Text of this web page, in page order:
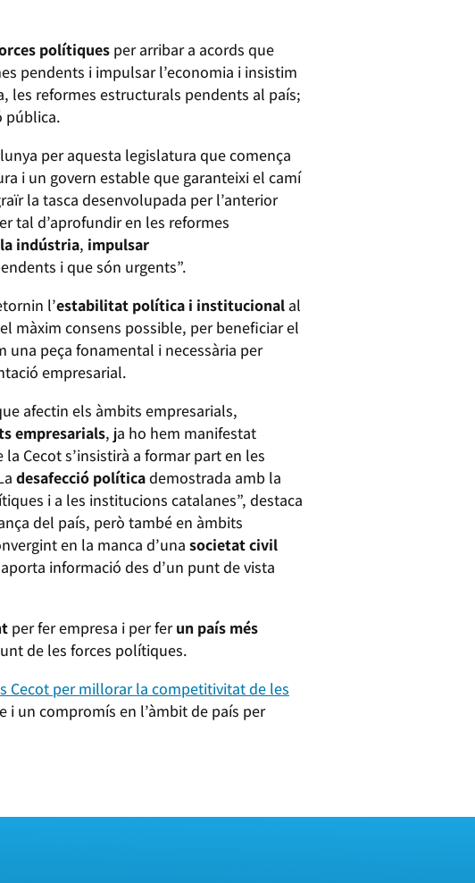
polítiques per arribar a acords que
pendents i impulsar l’economia i insistim
les reformes estructurals pendents al país;
pública.
per aquesta legislatura que comença
i un govern estable que garanteixi el camí
la tasca desenvolupada per l’anterior
tal d’aprofundir en les reformes
indústria, impulsar
i que són urgents”.
l’estabilitat política i institucional al
màxim consens possible, per beneficiar el
una peça fonamental i necessària per
empresarial.
afectin els àmbits empresarials,
empresarials, ja ho hem manifestat
Cecot s’insistirà a formar part en les
desafecció políticademostrada amb la
i a les institucions catalanes”, destaca
del país, però també en àmbits
en la manca d’una societat civil
informació des d’un punt de vista
per fer empresa i per ferun país més
de les forces polítiques.
Cecot per millorar la competitivitat de les
un compromís en l’àmbit de país per